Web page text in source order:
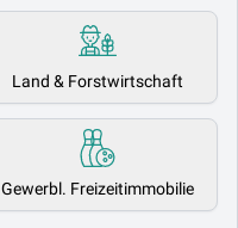
Land & Forstwirtschaft
Gewerbl. Freizeitimmobilie